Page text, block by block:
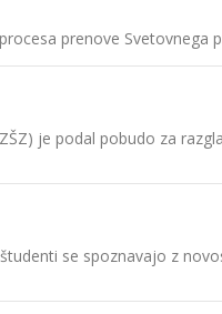
prenove Svetovnega
je podal pobudo za
se spoznavajo z